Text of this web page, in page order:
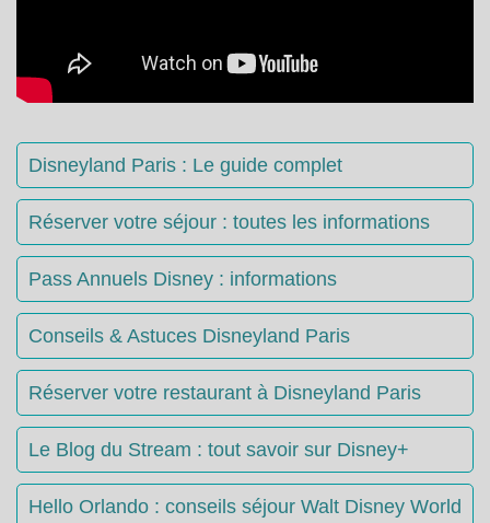
Disneyland Paris : Le guide complet
Réserver votre séjour : toutes les informations
Pass Annuels Disney : informations
Conseils & Astuces Disneyland Paris
Réserver votre restaurant à Disneyland Paris
Le Blog du Stream : tout savoir sur Disney+
Hello Orlando : conseils séjour Walt Disney World